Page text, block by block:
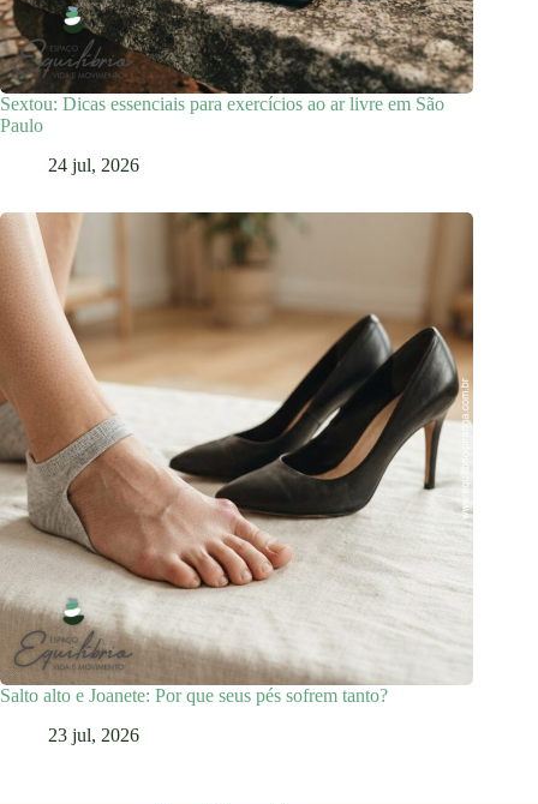
Sextou: Dicas essenciais para exercícios ao ar livre em São
Paulo
24 jul, 2026
Salto alto e Joanete: Por que seus pés sofrem tanto?
23 jul, 2026